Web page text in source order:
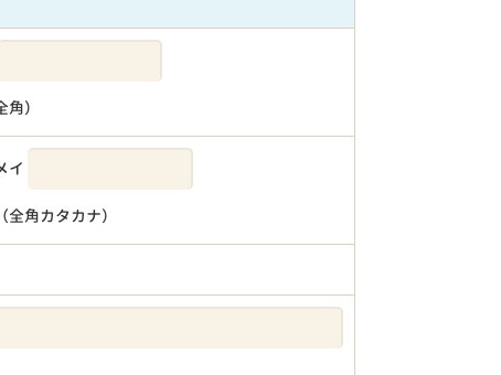
角）
イ
（全角カタカナ）